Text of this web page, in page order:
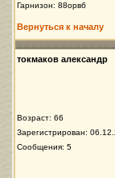
Гарнизон: 88орвб
Вернуться к началу
токмаков александр
Возраст: 66
Зарегистрирован:
Сообщения: 5